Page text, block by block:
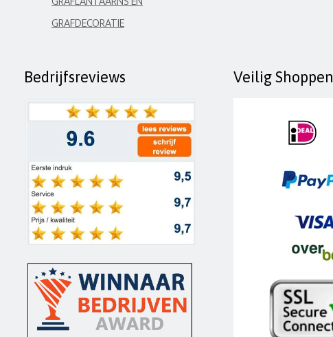
GRAFDECORATIE
Bedrijfsreviews Veilig Shoppen